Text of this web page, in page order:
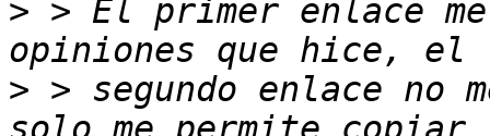
> > El primer enlace
> > segundo enlace no